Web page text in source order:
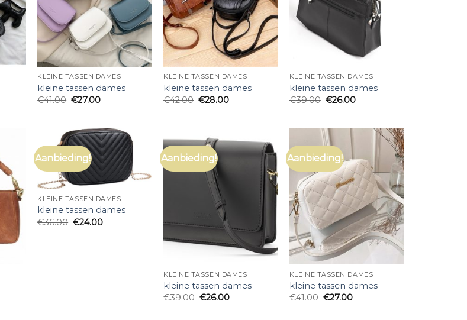
KLEINE TASSEN DAMES
kleine tassen dames
€41.00 €27.00
KLEINE TASSEN DAMES
kleine tassen dames
€42.00 €28.00
KLEINE TASSEN DAMES
kleine tassen dames
€39.00 €26.00
Aanbieding!
KLEINE TASSEN DAMES
kleine tassen dames
€36.00 €24.00
Aanbieding!
KLEINE TASSEN DAMES
kleine tassen dames
€39.00 €26.00
Aanbieding!
KLEINE TASSEN DAMES
kleine tassen dames
€41.00 €27.00